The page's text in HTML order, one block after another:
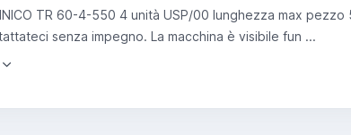
TR 60-4-550 4 unità USP/00 lunghezza max
senza impegno. La macchina è visibile fun ...